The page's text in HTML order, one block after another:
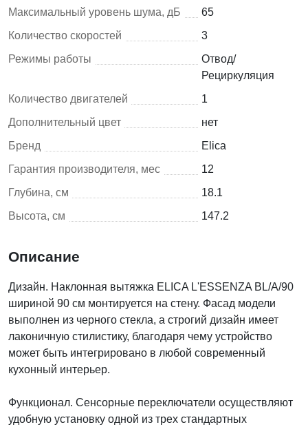
Максимальный уровень шума, дБ
65
Количество скоростей
3
Режимы работы
Отвод/
Рециркуляция
Количество двигателей
1
Дополнительный цвет
нет
Бренд
Elica
Гарантия производителя, мес
12
Глубина, см
18.1
Высота, см
147.2
Описание
Дизайн. Наклонная вытяжка ELICA L'ESSENZA BL/A/90
шириной 90 см монтируется на стену. Фасад модели
выполнен из черного стекла, а строгий дизайн имеет
лаконичную стилистику, благодаря чему устройство
может быть интегрировано в любой современный
кухонный интерьер.
Функционал. Сенсорные переключатели осуществляют
удобную установку одной из трех стандартных